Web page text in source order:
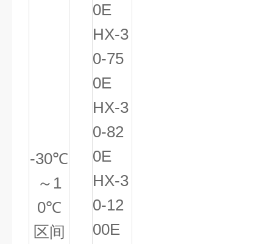
-30℃
～ 1
0℃
区间
0E
HX-3
0-75
0E
HX-3
0-82
0E
HX-3
0-12
00E